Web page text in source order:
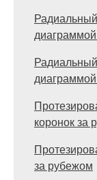
коронок за
за рубежом